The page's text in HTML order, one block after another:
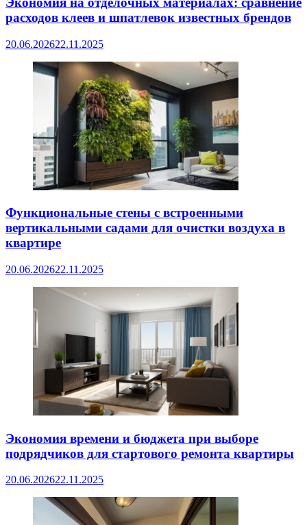
расходов клеев и шпатлевок известных брендов
20.06.202622.11.2025
Функциональные стены с встроенными
вертикальными садами для очистки воздуха в
квартире
20.06.202622.11.2025
Экономия времени и бюджета при выборе
подрядчиков для стартового ремонта квартиры
20.06.202622.11.2025